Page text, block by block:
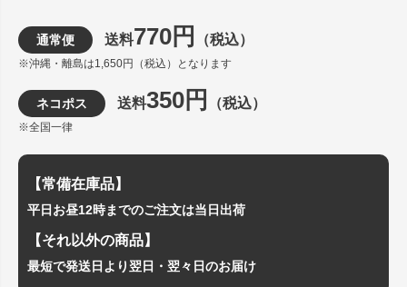
通常便 送料770円 （税込）
※沖縄・離島は1,650円（税込）となります
ネコポス 送料350円 （税込）
※全国一律
【常備在庫品】
平日お昼12時までのご注文は当日出荷
【それ以外の商品】
最短で発送日より翌日・翌々日のお届け